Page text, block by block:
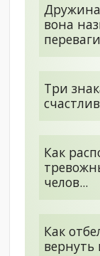
вона
Три
Как
челов...
Как